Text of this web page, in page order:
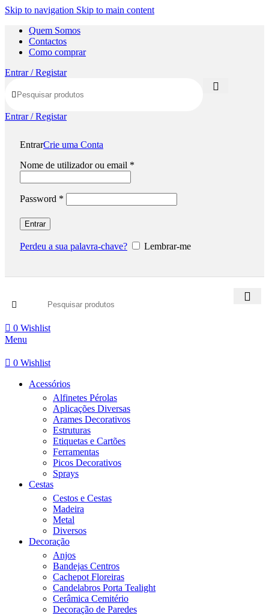
Skip to navigation Skip to main content
Quem Somos
Contactos
Como comprar
Entrar / Registar
Entrar / Registar
EntrarCrie uma Conta
Nome de utilizador ou email *
Password *
Entrar
Perdeu a sua palavra-chave? Lembrar-me
0 Wishlist
Menu
0 Wishlist
Acessórios
Alfinetes Pérolas
Aplicações Diversas
Arames Decorativos
Estruturas
Etiquetas e Cartões
Ferramentas
Picos Decorativos
Sprays
Cestas
Cestos e Cestas
Madeira
Metal
Diversos
Decoração
Anjos
Bandejas Centros
Cachepot Floreiras
Candelabros Porta Tealight
Cerâmica Cemitério
Decoração de Paredes